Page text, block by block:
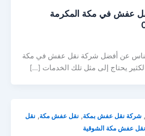
عفش في مكة المكرمة
عن أفضل شركة نقل عفش في مكة
يحتاج إلى مثل تلك الخدمات […]
,شركة نقل عفش بمكة, نقل عفش مكة, نقل
نقل عفش مكة الشوقية